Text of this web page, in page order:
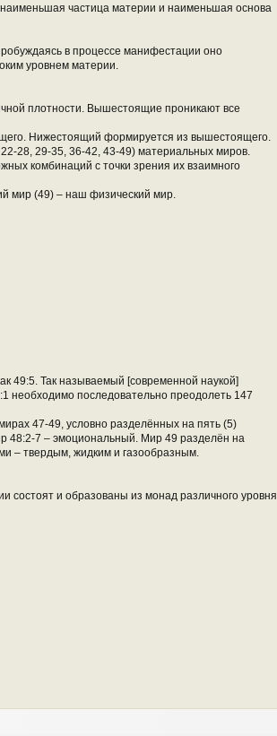
частица материи и наименьшая основа
в процессе манифестации оно
уровнем материи.
плотности. Вышестоящие проникают все
Нижестоящий формируется из вышестоящего.
28, 29-35, 36-42, 43-49) материальных миров.
комбинаций с точки зрения их взаимного
мир (49) – наш физический мир.
49:5. Так называемый [современной наукой]
необходимо последовательно преодолеть 147
47-49, условно разделённых на пять (5)
48:2-7 – эмоциональный. Мир 49 разделён на
– твердым, жидким и газообразным.
и образованы из монад различного уровня